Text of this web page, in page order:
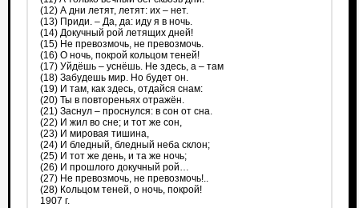
(12) А дни летят, летят: их – нет.
(13) Приди. – Да, да: иду я в ночь.
(14) Докучный рой летящих дней!
(15) Не превозмочь, не превозмочь.
(16) О ночь, покрой кольцом теней!
(17) Уйдёшь – уснёшь. Не здесь, а – там
(18) Забудешь мир. Но будет он.
(19) И там, как здесь, отдайся снам:
(20) Ты в повтореньях отражён.
(21) Заснул – проснулся: в сон от сна.
(22) И жил во сне; и тот же сон,
(23) И мировая тишина,
(24) И бледный, бледный неба склон;
(25) И тот же день, и та же ночь;
(26) И прошлого докучный рой…
(27) Не превозмочь, не превозмочь!..
(28) Кольцом теней, о ночь, покрой!
1907 г.